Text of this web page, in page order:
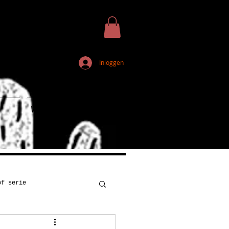
Inloggen
Webshop
serie
Onderwijs